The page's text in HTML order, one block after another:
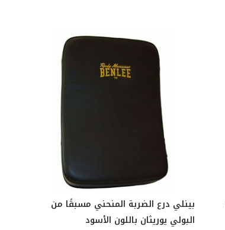
بينلي درع الضربة المنحني مسبقًا من
البولي يوريثان باللون الأسود